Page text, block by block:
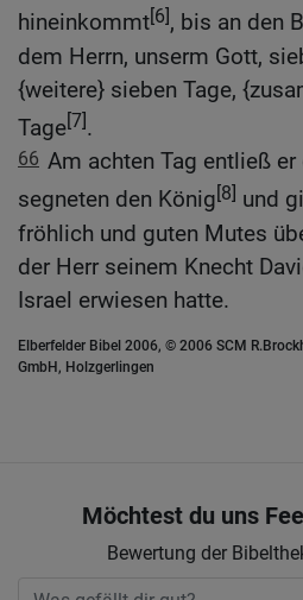
hineinkommt[6], bis an den
dem Herrn, unserm Gott,
{weitere} sieben Tage,
Tage[7].
66 Am achten Tag entließ
segneten den König[8] und
fröhlich und guten Mutes
der Herr seinem Knecht
Israel erwiesen hatte.
Elberfelder Bibel 2006, © 2006 SCM
GmbH, Holzgerlingen
Möchtest du uns
Bewertung der